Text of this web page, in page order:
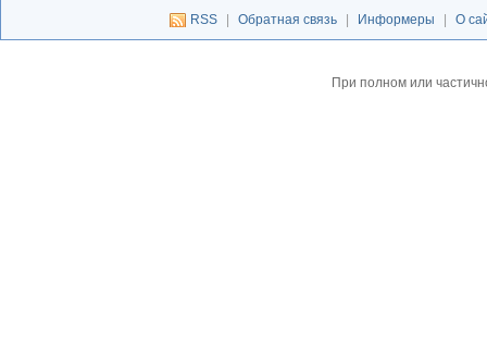
RSS
| Обратная связь | Информеры | О
При полном или